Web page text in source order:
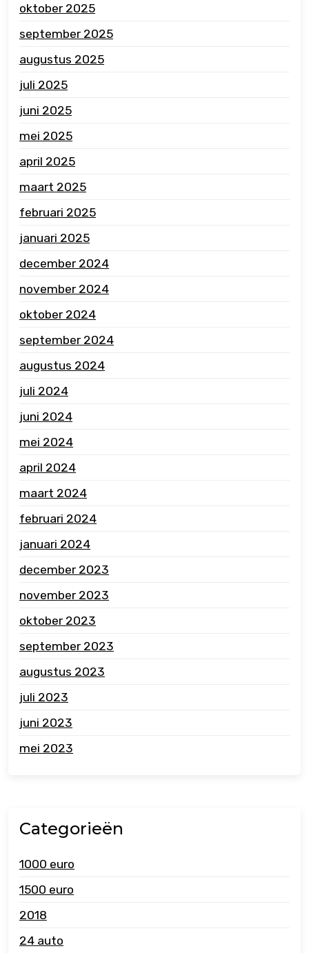
oktober 2025
september 2025
augustus 2025
juli 2025
juni 2025
mei 2025
april 2025
maart 2025
februari 2025
januari 2025
december 2024
november 2024
oktober 2024
september 2024
augustus 2024
juli 2024
juni 2024
mei 2024
april 2024
maart 2024
februari 2024
januari 2024
december 2023
november 2023
oktober 2023
september 2023
augustus 2023
juli 2023
juni 2023
mei 2023
Categorieën
1000 euro
1500 euro
2018
24 auto